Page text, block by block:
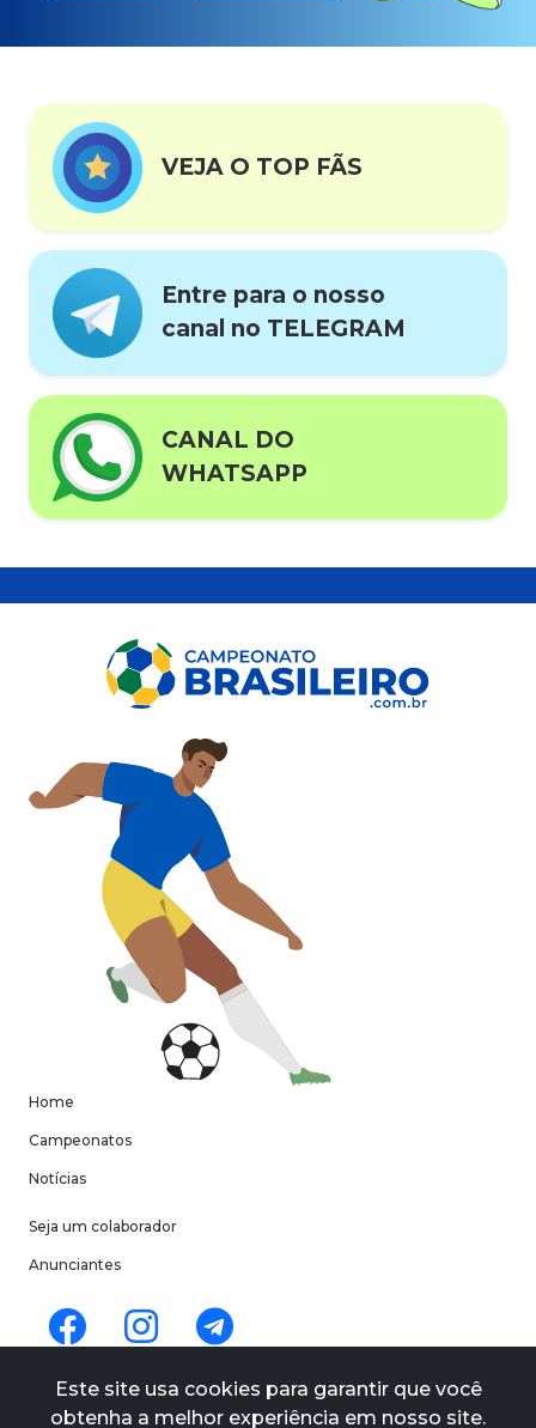
VEJA O TOP FÃS
Entre para o nosso
canal no TELEGRAM
CANAL DO
WHATSAPP
Home
Campeonatos
Notícias
Seja um colaborador
Anunciantes
Políticas de privacidade
Este site usa cookies para garantir que você
obtenha a melhor experiência em nosso site.